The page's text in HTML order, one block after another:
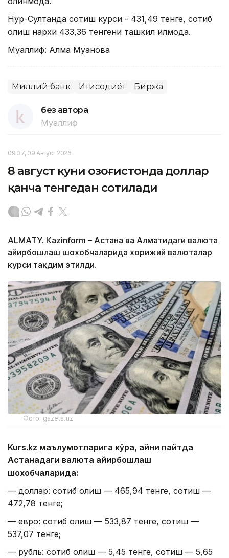
Нур-Султанда сотиш курси - 431,49 тенге, сотиб
олиш нархи 433,36 тенгени ташкил қилмоқда.
Муаллиф: Алма Муқанова
Миллий банк Иқтисодиёт Биржа
без автора
Муаллиф
09:37, 09 Август 2026
8 август куни Қозоғистонда доллар
қанча тенгедан сотилади
ALMATY. Кazinform – Астана ва Алматидаги валюта
айирбошлаш шохобчаларида хорижий валюталар
курси тақдим этилди.
Фото: gazeta.uz
Kurs.kz маълумотларига кўра, айни пайтда
Астанадаги валюта айирбошлаш
шохобчаларида:
— доллар: сотиб олиш — 465,94 тенге, сотиш —
472,78 тенге;
— евро: сотиб олиш — 533,87 тенге, сотиш —
537,07 тенге;
— рубль: сотиб олиш — 5,45 тенге, сотиш — 5,65